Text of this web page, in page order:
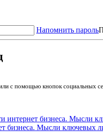
Напомнить пароль
с помощью кнопок социальных
бизнеса. Мысли ключевых